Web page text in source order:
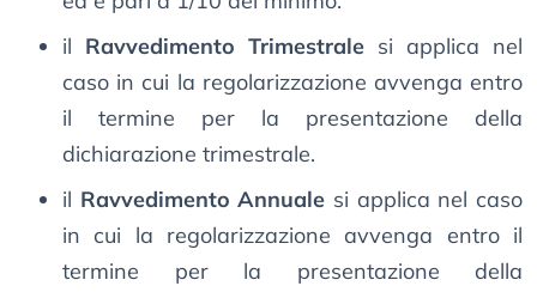
il Ravvedimento Trimestrale si applica nel
caso in cui la regolarizzazione avvenga entro
il termine per la presentazione della
dichiarazione trimestrale.
il Ravvedimento Annuale si applica nel caso
in cui la regolarizzazione avvenga entro il
termine per la presentazione della